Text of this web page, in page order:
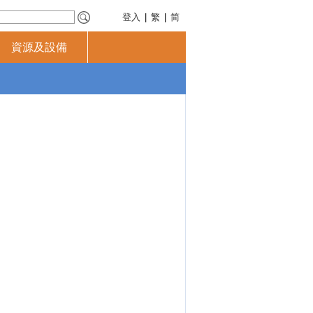
登入 繁 简
資源及設備